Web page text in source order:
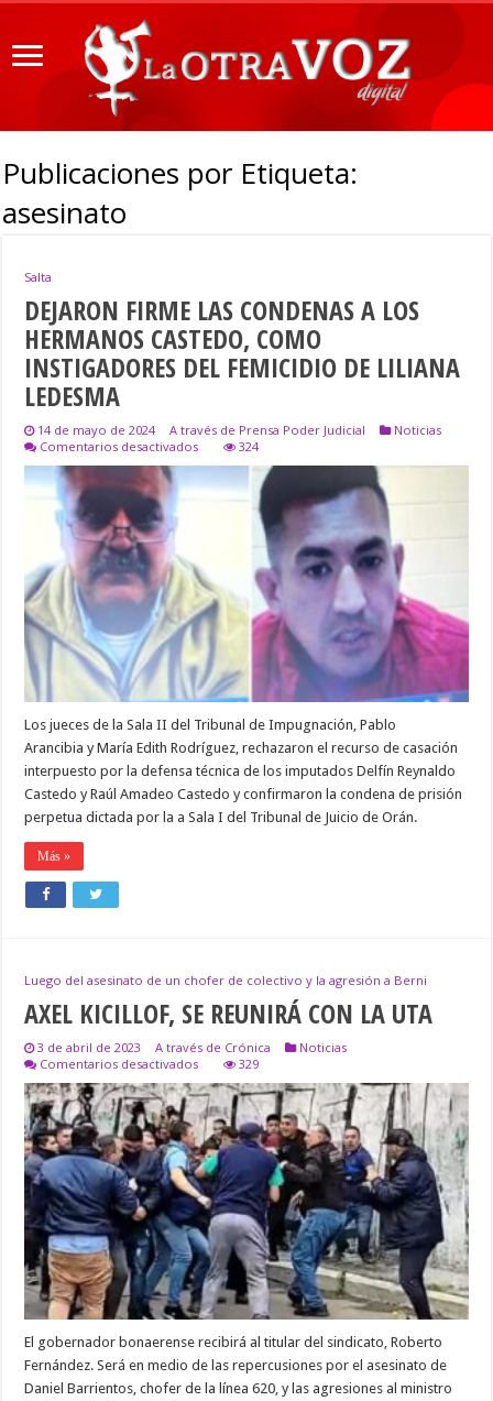
Publicaciones por Etiqueta:
asesinato
Salta
DEJARON FIRME LAS CONDENAS A LOS
HERMANOS CASTEDO, COMO
INSTIGADORES DEL FEMICIDIO DE LILIANA
LEDESMA
14 de mayo de 2024 A través de Prensa Poder Judicial
Noticias
Comentarios desactivadosen
DEJARON
CONDENAS
CASTEDO,
COMO
INSTIGADORES
DEL
FEMICIDIO
DE
LILIANA
LEDESMA
324
Los jueces de la Sala II del Tribunal de Impugnación, Pablo
Arancibia y María Edith Rodríguez, rechazaron el recurso de casación
interpuesto por la defensa técnica de los imputados Delfín Reynaldo
Castedo y Raúl Amadeo Castedo y confirmaron la condena de prisión
perpetua dictada por la a Sala I del Tribunal de Juicio de Orán.
Más »
Luego del asesinato de un chofer de colectivo y la agresión a Berni
AXEL KICILLOF, SE REUNIRÁ CON LA UTA
3 de abril de 2023 A través de Crónica
Noticias
Comentarios desactivadosen
AXEL
KICILLOF,
SE
REUNIRÁ
CON
LA
UTA
329
El gobernador bonaerense recibirá al titular del sindicato, Roberto
Fernández. Será en medio de las repercusiones por el asesinato de
Daniel Barrientos, chofer de la línea 620, y las agresiones al ministro